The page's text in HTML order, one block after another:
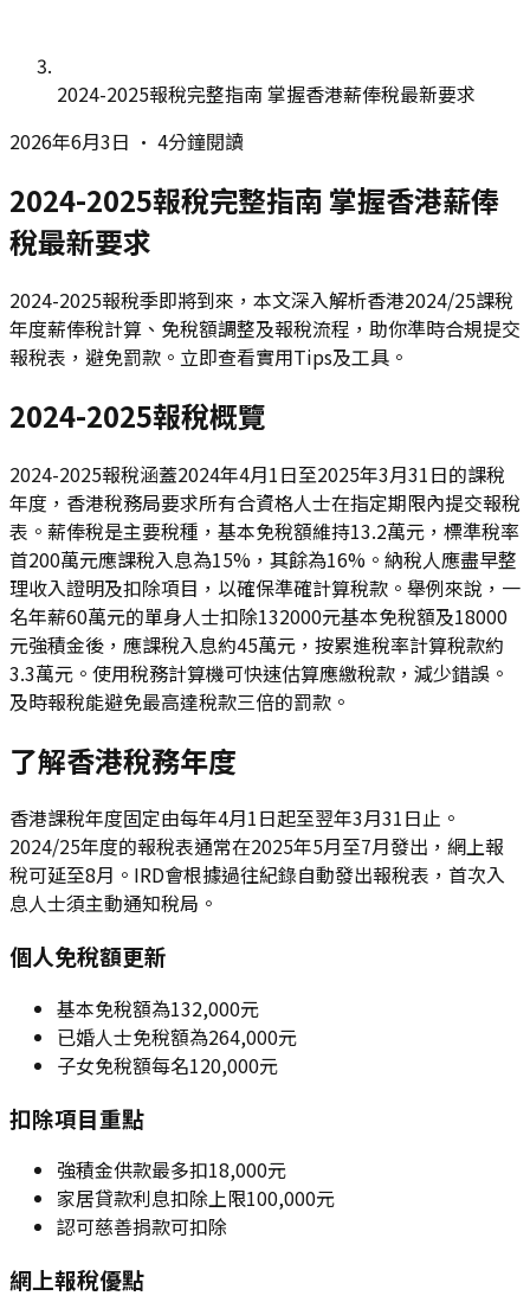
2024-2025報稅完整指南 掌握香港薪俸稅最新要求
2026年6月3日 • 4分鐘閱讀
2024-2025報稅完整指南 掌握香港薪俸
稅最新要求
2024-2025報稅季即將到來，本文深入解析香港2024/25課稅
年度薪俸稅計算、免稅額調整及報稅流程，助你準時合規提交
報稅表，避免罰款。立即查看實用Tips及工具。
2024-2025報稅概覽
2024-2025報稅涵蓋2024年4月1日至2025年3月31日的課稅
年度，香港稅務局要求所有合資格人士在指定期限內提交報稅
表。薪俸稅是主要稅種，基本免稅額維持13.2萬元，標準稅率
首200萬元應課稅入息為15%，其餘為16%。納稅人應盡早整
理收入證明及扣除項目，以確保準確計算稅款。舉例來說，一
名年薪60萬元的單身人士扣除132000元基本免稅額及18000
元強積金後，應課稅入息約45萬元，按累進稅率計算稅款約
3.3萬元。使用稅務計算機可快速估算應繳稅款，減少錯誤。
及時報稅能避免最高達稅款三倍的罰款。
了解香港稅務年度
香港課稅年度固定由每年4月1日起至翌年3月31日止。
2024/25年度的報稅表通常在2025年5月至7月發出，網上報
稅可延至8月。IRD會根據過往紀錄自動發出報稅表，首次入
息人士須主動通知稅局。
個人免稅額更新
基本免稅額為132,000元
已婚人士免稅額為264,000元
子女免稅額每名120,000元
扣除項目重點
強積金供款最多扣18,000元
家居貸款利息扣除上限100,000元
認可慈善捐款可扣除
網上報稅優點